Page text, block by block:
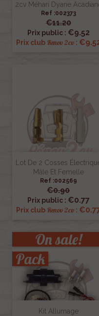
2cv Méhari Dyane
Ref :002373
€11.20
Prix public : €9.52
Prix club Renov 2cv:
Lot De 2 Cosses
Mâle Et Femelle
Ref :002569
€0.90
Prix public : €0.77
Prix club Renov 2cv:
Kit Allumage
On sale!
Pack